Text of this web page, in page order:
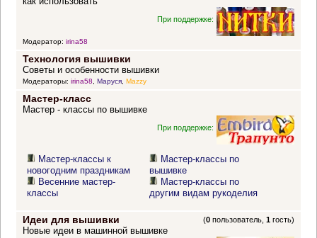
При поддержке:
Модератор: irina58
Технология вышивки
Советы и особенности вышивки
Модераторы: irina58, Маруся, Mazzy
Мастер-класс
Мастер - классы по вышивке
При поддержке:
Мастер-классы к
новогодним праздникам
Весенние мастер-
классы
Мастер-классы по
вышивке
Мастер-классы по
другим видам рукоделия
Идеи для вышивки (0 пользователь,1 гость)
Новые идеи в машинной вышивке